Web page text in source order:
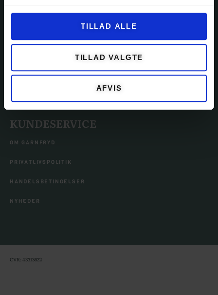
TILLAD ALLE
TILLAD VALGTE
AFVIS
EVENTS
KUNDESERVICE
OM GARNFRYD
PRIVATLIVSPOLITIK
HANDELSBETINGELSER
NYHEDER
CVR: 43313622